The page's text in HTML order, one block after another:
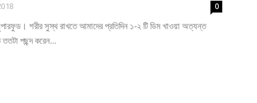
0
শরীর সুস্থ রাখতে আমাদের প্রতিদিন ১-২ টি ডিম খাওয়া অত্যন্ত
পছন্দ করেন...